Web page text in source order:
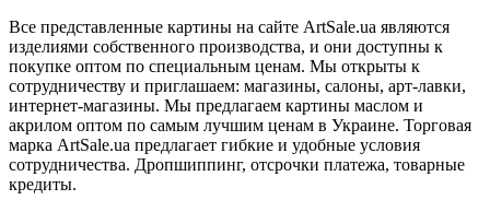
Все представленные картины на сайте ArtSale.ua являются
изделиями собственного производства, и они доступны к
покупке оптом по специальным ценам. Мы открыты к
сотрудничеству и приглашаем: магазины, салоны, арт-лавки,
интернет-магазины. Мы предлагаем картины маслом и
акрилом оптом по самым лучшим ценам в Украине. Торговая
марка ArtSale.ua предлагает гибкие и удобные условия
сотрудничества. Дропшиппинг, отсрочки платежа, товарные
кредиты.